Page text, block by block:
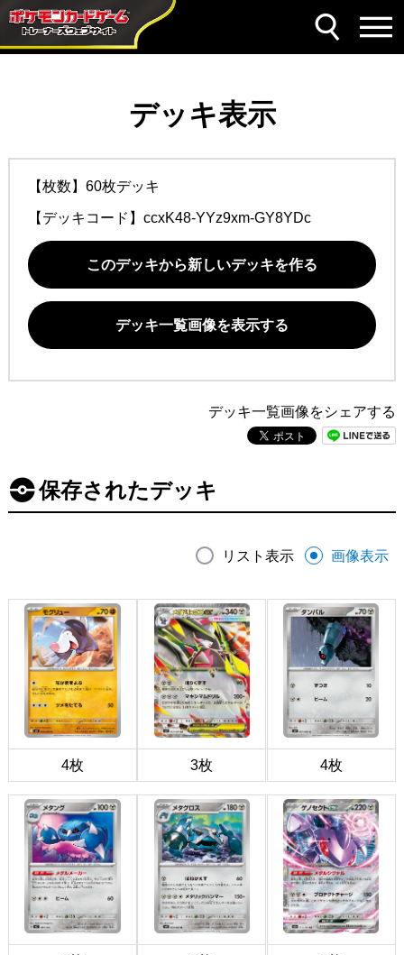
デッキ表示
【枚数】60枚デッキ
【デッキコード】 ccxK48-YYz9xm-GY8YDc
このデッキから新しいデッキを作る
デッキ一覧画像を表示する
デッキ一覧画像をシェアする
保存されたデッキ
リスト表示 画像表示
4枚 3枚 4枚